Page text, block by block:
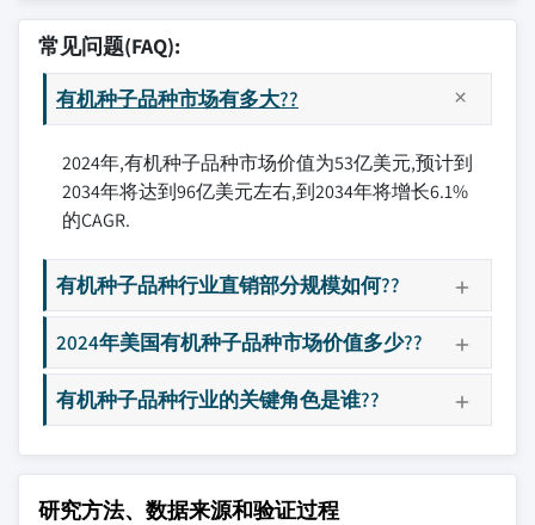
常见问题(FAQ):
有机种子品种市场有多大??
2024年,有机种子品种市场价值为53亿美元,预计到
2034年将达到96亿美元左右,到2034年将增长6.1%
的CAGR.
有机种子品种行业直销部分规模如何??
2024年美国有机种子品种市场价值多少??
有机种子品种行业的关键角色是谁??
研究方法、数据来源和验证过程